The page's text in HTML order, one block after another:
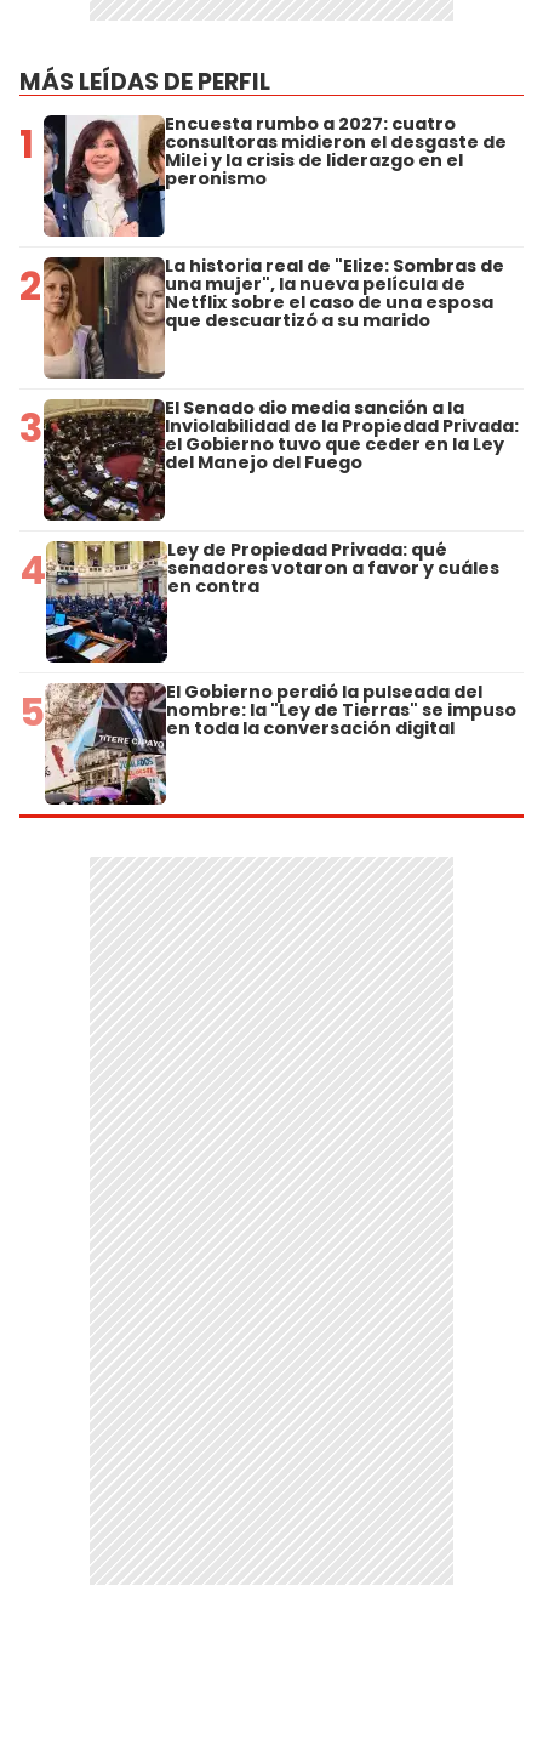
MÁS LEÍDAS DE PERFIL
1 Encuesta rumbo a 2027: cuatro
consultoras midieron el desgaste de
Milei y la crisis de liderazgo en el
peronismo
2 La historia real de "Elize: Sombras de
una mujer", la nueva película de
Netflix sobre el caso de una esposa
que descuartizó a su marido
3 El Senado dio media sanción a la
Inviolabilidad de la Propiedad Privada:
el Gobierno tuvo que ceder en la Ley
del Manejo del Fuego
4 Ley de Propiedad Privada: qué
senadores votaron a favor y cuáles
en contra
5 El Gobierno perdió la pulseada del
nombre: la "Ley de Tierras" se impuso
en toda la conversación digital